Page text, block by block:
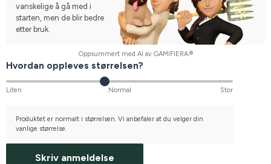
vanskelige å gå med i
starten, men de blir bedre
etter bruk.
Oppsummert med AI av GAMIFIERA.®
Hvordan oppleves størrelsen?
Liten Normal Stor
Produktet er normalt i størrelsen. Vi anbefaler at du velger din
vanlige størrelse.
Skriv anmeldelse